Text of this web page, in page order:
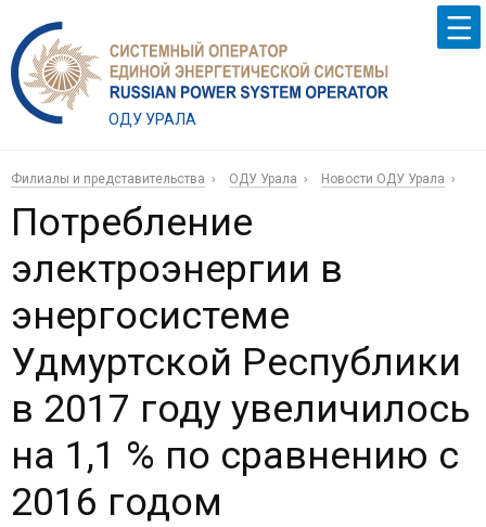
ОДУ УРАЛА
Филиалы и представительства ОДУ Урала Новости ОДУ Урала
Потребление
электроэнергии в
энергосистеме
Удмуртской Республики
в 2017 году увеличилось
на 1,1 % по сравнению с
2016 годом